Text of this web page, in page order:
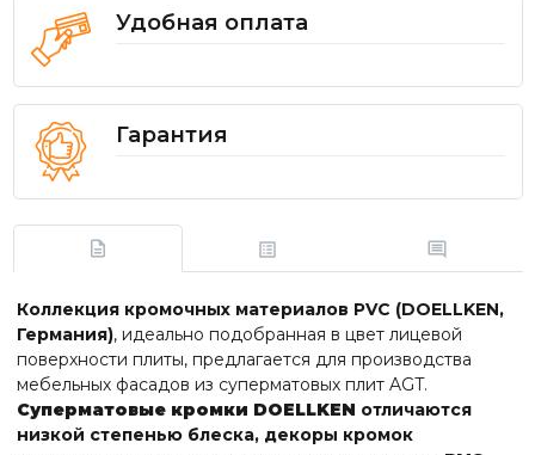
Удобная оплата
Гарантия
Коллекция кромочных материалов PVC (DOELLKEN,
Германия), идеально подобранная в цвет лицевой
поверхности плиты, предлагается для производства
мебельных фасадов из суперматовых плит AGT.
Суперматовые кромки DOELLKEN отличаются
низкой степенью блеска, декоры кромок